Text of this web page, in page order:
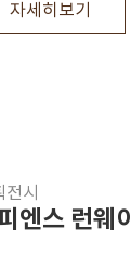
자세히보기
전시
엔스 런웨이